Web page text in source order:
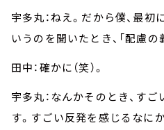
宇多丸：ねえ。だから僕、最初
いうのを聞いたとき、「配慮
田中：確かに（笑）。
宇多丸：なんかそのとき、すご
す。すごい反発を感じるなに